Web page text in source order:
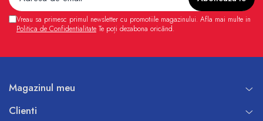
Vreau sa primesc primul newsletter cu promotiile magazinului. Afla mai multe in
Politica de Confidentialitate Te poți dezabona oricând.
Magazinul meu
Clienti